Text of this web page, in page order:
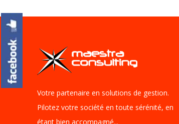
Votre partenaire en solutions de gestion.
Pilotez votre société en toute sérénité, en
étant bien accompagné...